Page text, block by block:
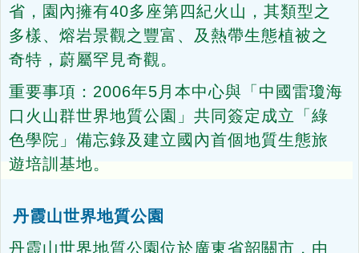
省，園內擁有40多座第四紀火山，其類型之
多樣、熔岩景觀之豐富、及熱帶生態植被之
奇特，蔚屬罕見奇觀。
重要事項：2006年5月本中心與「中國雷瓊海
口火山群世界地質公園」共同簽定成立「綠
色學院」備忘錄及建立國內首個地質生態旅
遊培訓基地。
丹霞山世界地質公園
丹霞山世界地質公園位於廣東省韶關市，由